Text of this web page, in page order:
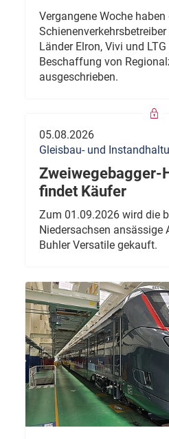
Vergangene Woche
Länder Elron, Vivi und
Beschaffung von
ausgeschrieben.
05.08.2026
Gleisbau- und
Zweiwegebagger-
findet Käufer
Zum 01.09.2026 wird die
Niedersachsen ansässige
Buhler Versatile gekauft.